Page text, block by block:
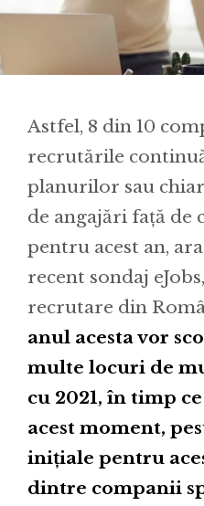
Astfel, 8 din 10
recrutările
planurilor sau
de angajări față de
pentru acest an,
recent sondaj
recrutare din
anul acesta vor
multe locuri de
cu 2021, în timp
acest moment,
inițiale pentru
dintre companii